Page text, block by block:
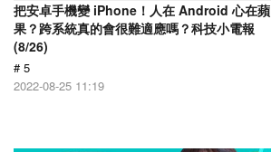
把安卓手機變 iPhone！人在 Android 心在蘋
果？跨系統真的會很難適應嗎？科技小電報
(8/26)
# 5
2022-08-25 11:19